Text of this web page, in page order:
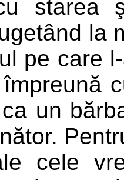
starea
la
pe care
un
cele